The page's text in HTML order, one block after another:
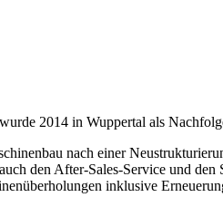
2014 in Wuppertal als
nach einer
den After-Sales-Service und
inklusive